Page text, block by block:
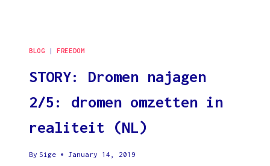
BLOG |FREEDOM
STORY: Dromen najagen
2/5: dromen omzetten in
realiteit (NL)
By Sige January 14, 2019